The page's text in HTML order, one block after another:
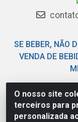
O nosso site
terceiros para
personalizada
SE BEBER, NÃO
VENDA DE
Acioly
Exposições -